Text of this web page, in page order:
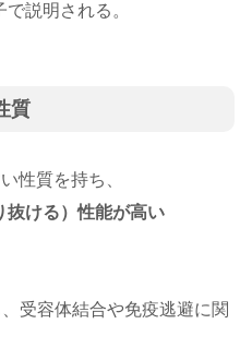
説明される。
質
性質を持ち、
抜ける）性能が高い
受容体結合や免疫逃避に関